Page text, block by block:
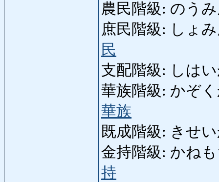
農民階級: のう
庶民階級: しょ
民
支配階級: しは
華族階級: かぞく
華族
既成階級: きせ
金持階級: かね
持